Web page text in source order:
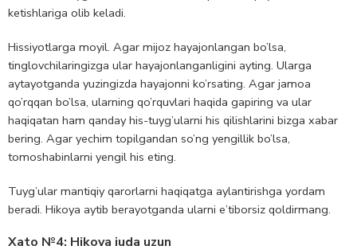
ketishlariga olib keladi.
Hissiyotlarga moyil. Agar mijoz hayajonlangan bo’lsa,
tinglovchilaringizga ular hayajonlanganligini ayting. Ularga
aytayotganda yuzingizda hayajonni ko’rsating. Agar jamoa
qo’rqqan bo’lsa, ularning qo’rquvlari haqida gapiring va ular
haqiqatan ham qanday his-tuyg’ularni his qilishlarini bizga xabar
bering. Agar yechim topilgandan so’ng yengillik bo’lsa,
tomoshabinlarni yengil his eting.
Tuyg’ular mantiqiy qarorlarni haqiqatga aylantirishga yordam
beradi. Hikoya aytib berayotganda ularni e’tiborsiz qoldirmang.
Xato №4: Hikoya juda uzun